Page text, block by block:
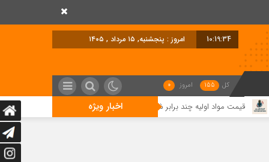
10:19:36 امروز : پنجشنبه, ۱۵ مرداد , ۱۴۰۵
کل 155 امروز 0
اخبار ویژه
اما بازار توان خرید ندارد/ تسهیل تخصیص ارز؛ مطالبه تولیدکنندگان برای حفظ